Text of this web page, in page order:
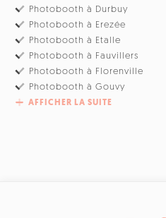
Photobooth à Durbuy
Photobooth à Erezée
Photobooth à Etalle
Photobooth à Fauvillers
Photobooth à Florenville
Photobooth à Gouvy
AFFICHER LA SUITE